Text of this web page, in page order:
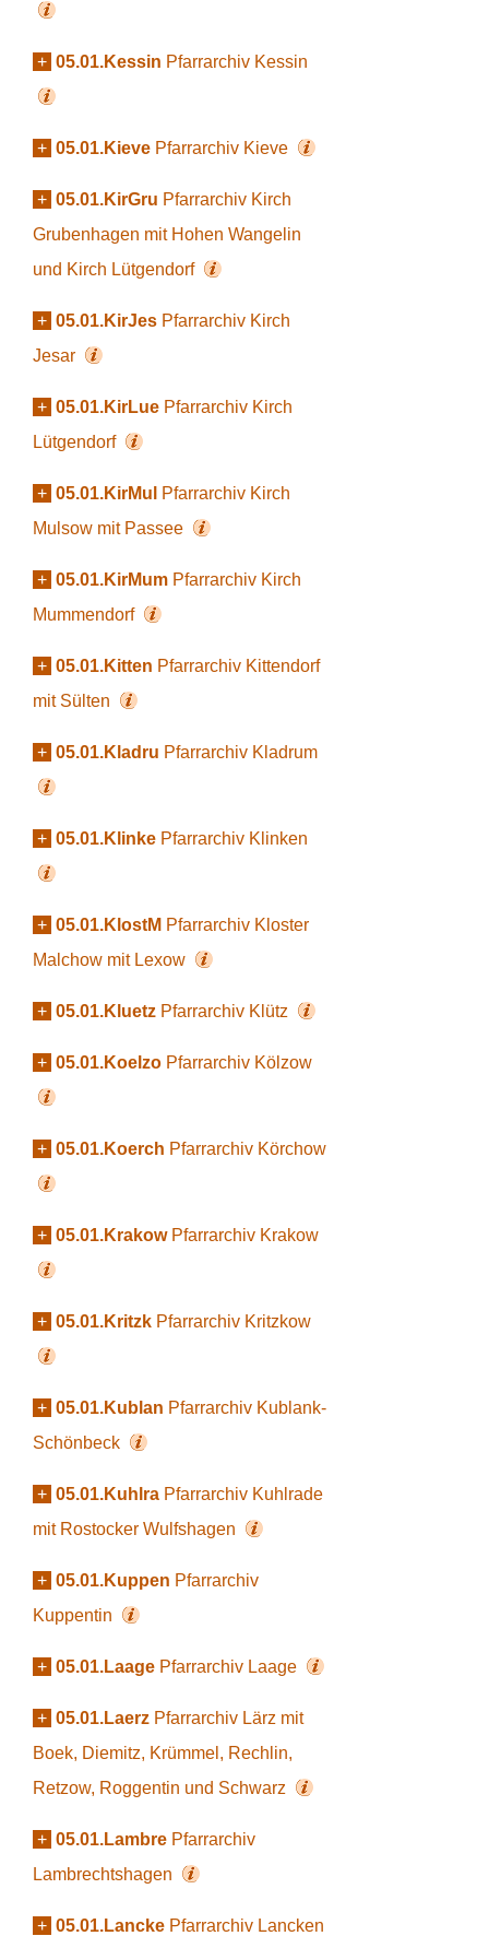
+ 05.01.Kessin Pfarrarchiv Kessin
+ 05.01.Kieve Pfarrarchiv Kieve
+ 05.01.KirGru Pfarrarchiv Kirch
Grubenhagen mit Hohen Wangelin
und Kirch Lütgendorf
+ 05.01.KirJes Pfarrarchiv Kirch
Jesar
+ 05.01.KirLue Pfarrarchiv Kirch
Lütgendorf
+ 05.01.KirMul
Pfarrarchiv Kirch
Mulsow mit Passee
+ 05.01.KirMum Pfarrarchiv Kirch
Mummendorf
+ 05.01.Kitten Pfarrarchiv Kittendorf
mit Sülten
+ 05.01.Kladru Pfarrarchiv Kladrum
+ 05.01.Klinke Pfarrarchiv Klinken
+ 05.01.KlostM Pfarrarchiv Kloster
Malchow mit Lexow
+ 05.01.Kluetz Pfarrarchiv Klütz
+ 05.01.Koelzo Pfarrarchiv Kölzow
+ 05.01.Koerch Pfarrarchiv Körchow
+ 05.01.Krakow Pfarrarchiv Krakow
+ 05.01.Kritzk Pfarrarchiv Kritzkow
+ 05.01.Kublan Pfarrarchiv Kublank-
Schönbeck
+ 05.01.Kuhlra Pfarrarchiv Kuhlrade
mit Rostocker Wulfshagen
+ 05.01.Kuppen Pfarrarchiv
Kuppentin
+ 05.01.Laage Pfarrarchiv Laage
+ 05.01.Laerz Pfarrarchiv Lärz mit
Boek, Diemitz, Krümmel, Rechlin,
Retzow, Roggentin und Schwarz
+ 05.01.Lambre Pfarrarchiv
Lambrechtshagen
+ 05.01.Lancke Pfarrarchiv Lancken